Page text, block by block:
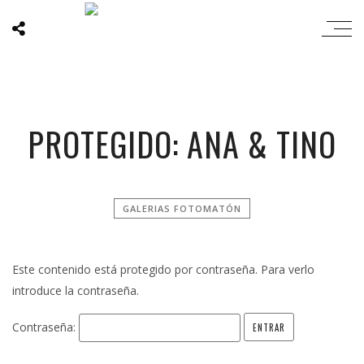
PROTEGIDO: ANA & TINO
GALERIAS FOTOMATÓN
Este contenido está protegido por contraseña. Para verlo
introduce la contraseña.
Contraseña: